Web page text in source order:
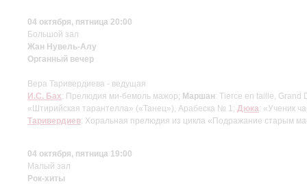
04 октября, пятница 20:00
Большой зал
Жан Нувель-Алу
Органный вечер
Вера Таривердиева - ведущая
И.С. Бах: Прелюдия ми-бемоль мажор; Маршан: Tierce en taille, Grand
«Штирийская тарантелла» («Танец»), Арабеска № 1; Дюка: «Ученик
Таривердиев: Хоральная прелюдия из цикла «Подражание старым
04 октября, пятница 19:00
Малый зал
Рок-хиты